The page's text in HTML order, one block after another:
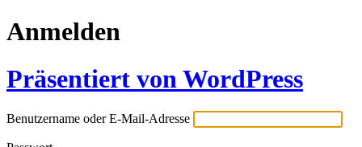
Anmelden
Präsentiert von WordPress
Benutzername oder E-Mail-Adresse